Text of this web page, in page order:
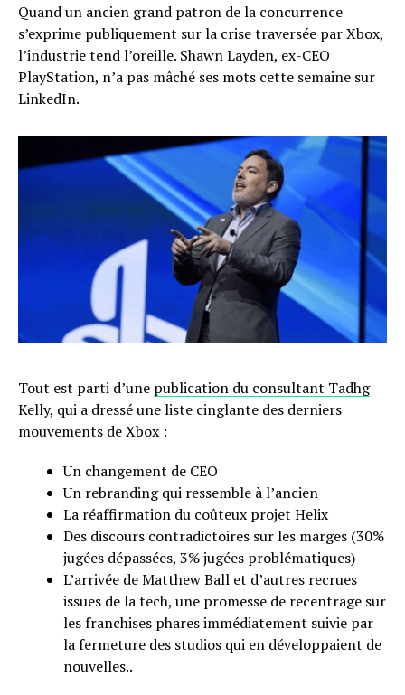
Quand un ancien grand patron de la concurrence
s’exprime publiquement sur la crise traversée par Xbox,
l’industrie tend l’oreille. Shawn Layden, ex-CEO
PlayStation, n’a pas mâché ses mots cette semaine sur
LinkedIn.
Tout est parti d’une publication du consultant Tadhg
Kelly, qui a dressé une liste cinglante des derniers
mouvements de Xbox :
Un changement de CEO
Un rebranding qui ressemble à l’ancien
La réaffirmation du coûteux projet Helix
Des discours contradictoires sur les marges (30%
jugées dépassées, 3% jugées problématiques)
L’arrivée de Matthew Ball et d’autres recrues
issues de la tech, une promesse de recentrage sur
les franchises phares immédiatement suivie par
la fermeture des studios qui en développaient de
nouvelles..